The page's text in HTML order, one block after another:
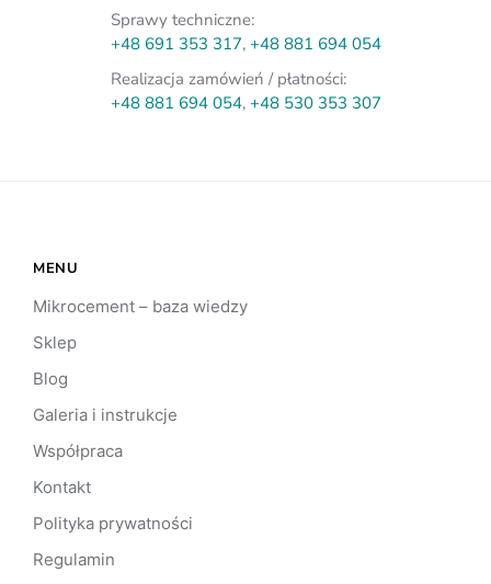
Sprawy techniczne:
+48 691 353 317, +48 881 694 054
Realizacja zamówień / płatności:
+48 881 694 054, +48 530 353 307
MENU
Mikrocement – baza wiedzy
Sklep
Blog
Galeria i instrukcje
Współpraca
Kontakt
Polityka prywatności
Regulamin